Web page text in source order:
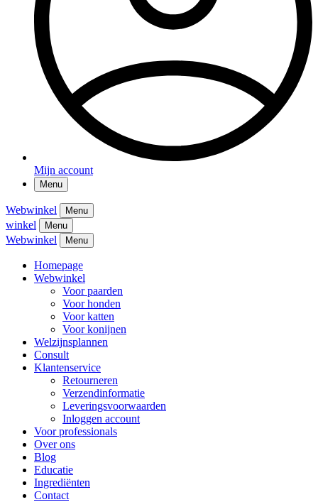
Mijn account
Menu
Webwinkel Menu
winkel Menu
Webwinkel Menu
Homepage
Webwinkel
Voor paarden
Voor honden
Voor katten
Voor konijnen
Welzijnsplannen
Consult
Klantenservice
Retourneren
Verzendinformatie
Leveringsvoorwaarden
Inloggen account
Voor professionals
Over ons
Blog
Educatie
Ingrediënten
Contact